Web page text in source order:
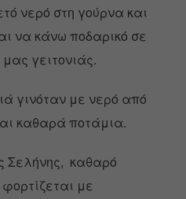
νερό στη γούρνα και
να κάνω ποδαρικό σε
μας γειτονιάς.
γινόταν με νερό από
καθαρά ποτάμια.
Σελήνης, καθαρό
με